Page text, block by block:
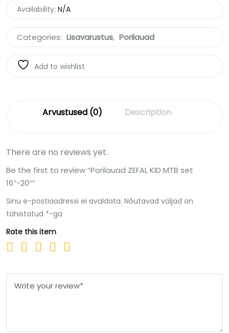
Availability: N/A
Categories: Lisavarustus, Porilauad
Add to wishlist
Arvustused (0) Description
There are no reviews yet.
Be the first to review “Porilauad ZEFAL KID MTB set
16″-20″”
Sinu e-postiaadressi ei avaldata. Nõutavad väljad on
tähistatud *-ga
Rate this item